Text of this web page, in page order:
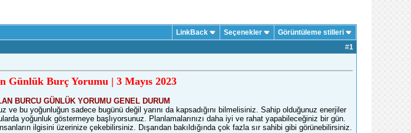
LinkBack Seçenekler Görüntüleme stilleri
#1
Günlük Burç Yorumu | 3 Mayıs 2023
BURCU GÜNLÜK YORUMU GENEL DURUM
ve bu yoğunluğun sadece bugünü değil yarını da kapsadığını bilmelisiniz. Sahip olduğunuz enerjiler
yoğunluk göstermeye başlıyorsunuz. Planlamalarınızı daha iyi ve rahat yapabileceğiniz bir gün.
ilgisini üzerinize çekebilirsiniz. Dışarıdan bakıldığında çok fazla sır sahibi gibi görünebilirsiniz.